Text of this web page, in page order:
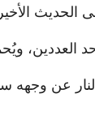
الحديث
النار عن